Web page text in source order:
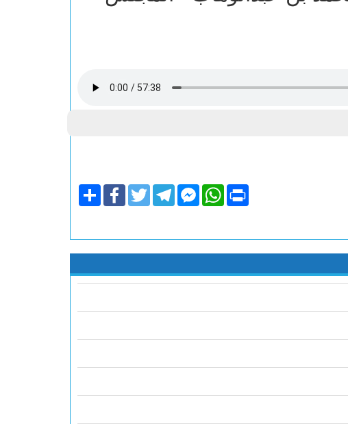
ShareFacebookTwitterTelegramFacebook
Messenger
WhatsApp Print